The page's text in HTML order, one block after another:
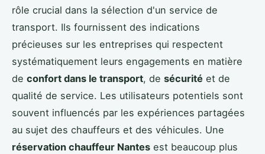
rôle crucial dans la sélection d'un service de
transport. Ils fournissent des indications
précieuses sur les entreprises qui respectent
systématiquement leurs engagements en matière
de confort dans le transport, de sécurité et de
qualité de service. Les utilisateurs potentiels sont
souvent influencés par les expériences partagées
au sujet des chauffeurs et des véhicules. Une
réservation chauffeur Nantes est beaucoup plus